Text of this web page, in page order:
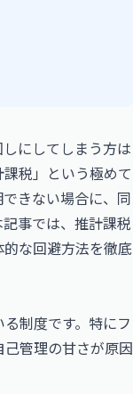
にしてしまう方は
税」という極めて
きない場合に、同
事では、推計課税
な回避方法を徹底
制度です。特にフ
管理の甘さが原因